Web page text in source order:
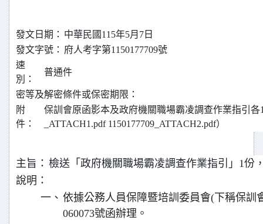
發文日期： 中華民國115年5月7日
發文字號： 府人考字第1150177709號
速
別：
普通件
密等及解密條件或保密期限：
附
件：
保訓會原函影本及政府機關職場霸凌調查作業指引各
_ATTACH1.pdf 1150177709_ATTACH2.pdf）
主旨： 檢送「政府機關職場霸凌調查作業指引」1份
說明：
一、 依據公務人員保障暨培訓委員會(下稱保訓
060073號函辦理。